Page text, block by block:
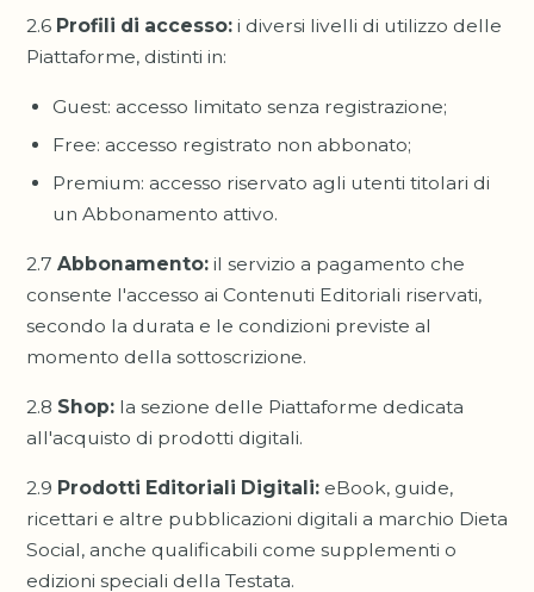
2.6 Profili di accesso: i diversi livelli di utilizzo delle
Piattaforme, distinti in:
Guest: accesso limitato senza registrazione;
Free: accesso registrato non abbonato;
Premium: accesso riservato agli utenti titolari di
un Abbonamento attivo.
2.7 Abbonamento: il servizio a pagamento che
consente l'accesso ai Contenuti Editoriali riservati,
secondo la durata e le condizioni previste al
momento della sottoscrizione.
2.8 Shop: la sezione delle Piattaforme dedicata
all'acquisto di prodotti digitali.
2.9 Prodotti Editoriali Digitali: eBook, guide,
ricettari e altre pubblicazioni digitali a marchio Dieta
Social, anche qualificabili come supplementi o
edizioni speciali della Testata.